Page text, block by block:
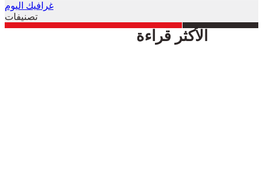
الأكثر قراءة
غرافيك اليوم
تصنيفات